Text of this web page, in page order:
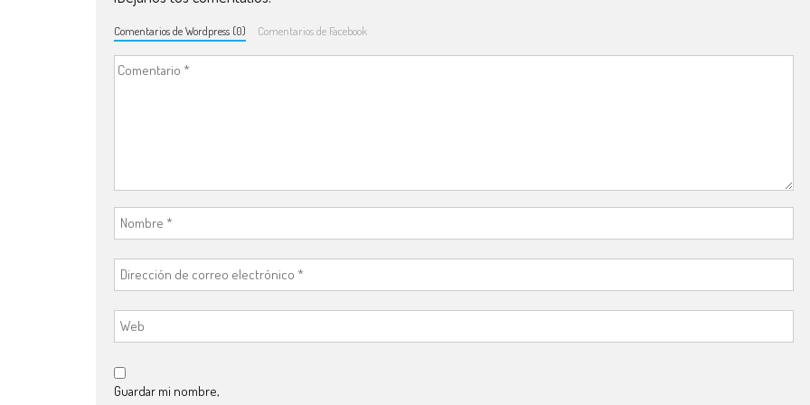
Comentarios de Wordpress (0) Comentarios de Facebook
Guardar mi nombre,